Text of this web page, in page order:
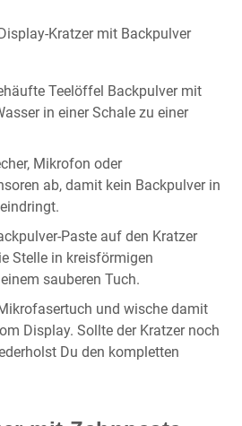
Kratzer mit Backpulver
Teelöffel Backpulver mit
in einer Schale zu einer
Mikrofon oder
ab, damit kein Backpulver in
Paste auf den Kratzer
Stelle in kreisförmigen
sauberen Tuch.
und wische damit
Display. Sollte der Kratzer noch
Du den kompletten